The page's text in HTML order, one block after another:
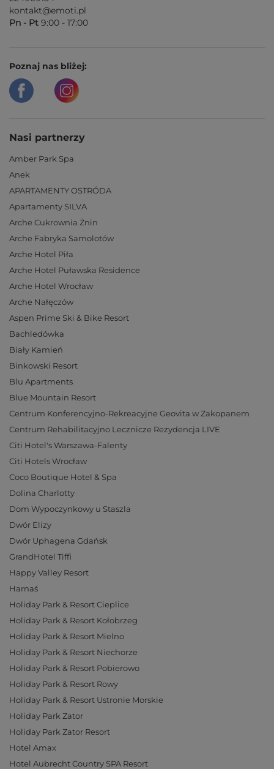
kontakt@emoti.pl
Pn - Pt 9:00 - 17:00
Poznaj nas bliżej:
Nasi partnerzy
Amber Park Spa
Anek
APARTAMENTY OSTRÓDA
Apartamenty SILVA
Arche Cukrownia Żnin
Arche Fabryka Samolotów
Arche Hotel Piła
Arche Hotel Puławska Residence
Arche Hotel Wrocław
Arche Nałęczów
Aspen Prime Ski & Bike Resort
Bachledówka
Biały Kamień
Binkowski Resort
Blu Apartments
Blue Mountain Resort
Centrum Konferencyjno-Rekreacyjne Geovita w Zakopanem
Centrum Rehabilitacyjno Lecznicze Rezydencja LIVE
Citi Hotel's Warszawa-Falenty
Citi Hotels Wrocław
Coco Boutique Hotel & Spa
Dolina Charlotty
Dom Wypoczynkowy u Staszla
Dwór Elizy
Dwór Uphagena Gdańsk
GrandHotel Tiffi
Happy Valley Resort
Harnaś
Holiday Park & Resort Cieplice
Holiday Park & Resort Kołobrzeg
Holiday Park & Resort Mielno
Holiday Park & Resort Niechorze
Holiday Park & Resort Pobierowo
Holiday Park & Resort Rowy
Holiday Park & Resort Ustronie Morskie
Holiday Park Zator
Holiday Park Zator Resort
Hotel Amax
Hotel Aubrecht Country SPA Resort